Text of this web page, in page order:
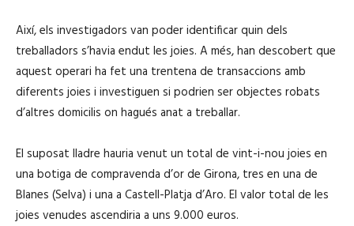
Així, els investigadors van poder identificar quin dels
treballadors s’havia endut les joies. A més, han descobert que
aquest operari ha fet una trentena de transaccions amb
diferents joies i investiguen si podrien ser objectes robats
d’altres domicilis on hagués anat a treballar.
El suposat lladre hauria venut un total de vint-i-nou joies en
una botiga de compravenda d’or de Girona, tres en una de
Blanes (Selva) i una a Castell-Platja d’Aro. El valor total de les
joies venudes ascendiria a uns 9.000 euros.